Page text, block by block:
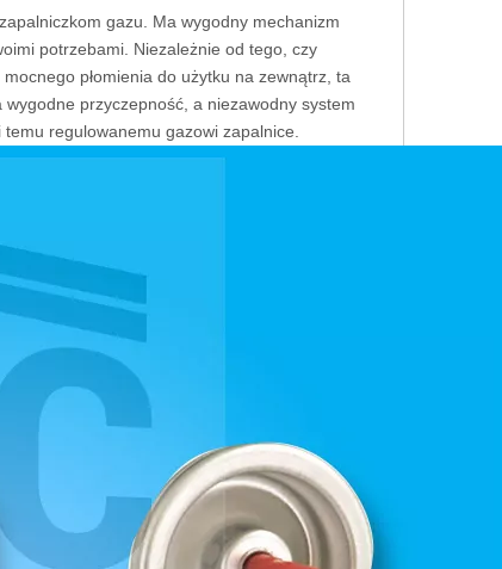
gazu. Ma wygodny mechanizm
potrzebami. Niezależnie od tego, czy
płomienia do użytku na zewnątrz, ta
przyczepność, a niezawodny system
regulowanemu gazowi zapalnice.